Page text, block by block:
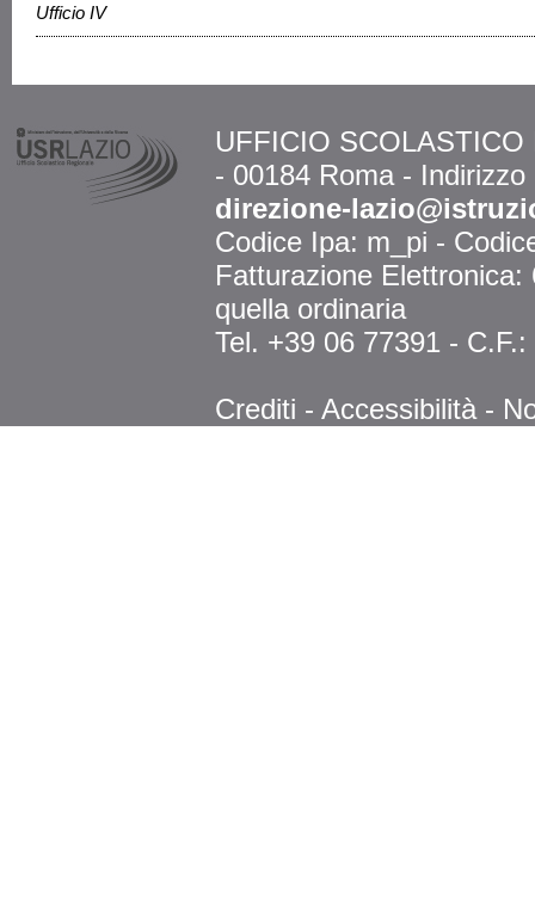
Ufficio IV
UFFICIO
- 00184 Roma -
direzione-
Codice Ipa: m_pi -
Fatturazione
quella ordinaria
Tel. +39 06 77391 -
Crediti - Accessibilità -